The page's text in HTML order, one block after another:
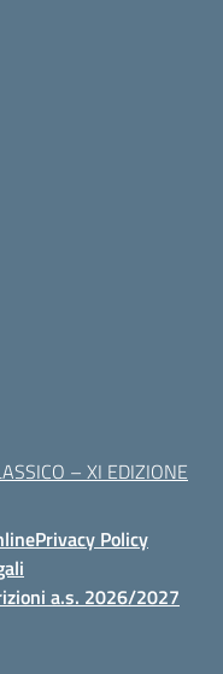
– XI EDIZIONE
Privacy Policy
a.s. 2026/2027